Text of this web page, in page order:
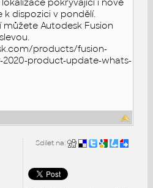
pokrývající i nově
k dispozici v pondělí.
můžete Autodesk Fusion
products/fusion-
product-update-whats-
Sdílet na: